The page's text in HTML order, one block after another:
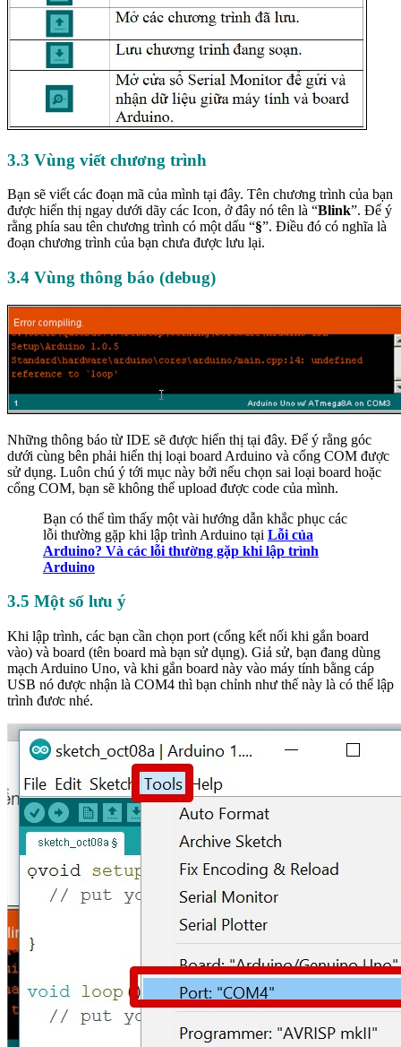
3.3 Vùng viết chương trình
Bạn sẽ viết các đoạn mã của mình tại đây. Tên chương trình của bạn
được hiển thị ngay dưới dãy các Icon, ở đây nó tên là “Blink”. Để ý
rằng phía sau tên chương trình có một dấu “§”. Điều đó có nghĩa là
đoạn chương trình của bạn chưa được lưu lại.
3.4 Vùng thông báo (debug)
Những thông báo từ IDE sẽ được hiển thị tại đây. Để ý rằng góc
dưới cùng bên phải hiển thị loại board Arduino và cổng COM được
sử dụng. Luôn chú ý tới mục này bởi nếu chọn sai loại board hoặc
cổng COM, bạn sẽ không thể upload được code của mình.
Bạn có thể tìm thấy một vài hướng dẫn khắc phục các
lỗi thường gặp khi lập trình Arduino tại Lỗi của
Arduino? Và các lỗi thường gặp khi lập trình
Arduino
3.5 Một số lưu ý
Khi lập trình, các bạn cần chọn port (cổng kết nối khi gắn board
vào) và board (tên board mà bạn sử dụng). Giả sử, bạn đang dùng
mạch Arduino Uno, và khi gắn board này vào máy tính bằng cáp
USB nó được nhận là COM4 thì bạn chỉnh như thế này là có thể lập
trình đươc nhé.